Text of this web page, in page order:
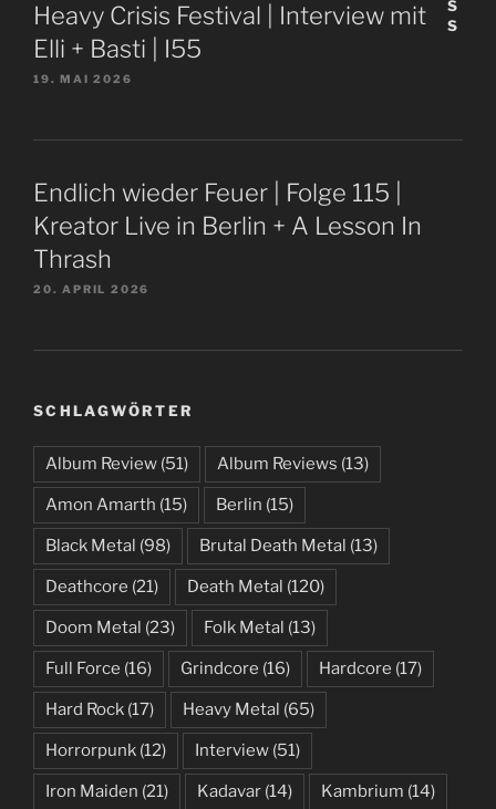
Heavy Crisis Festival | Interview mit
Elli + Basti | I55
19. MAI 2026
Endlich wieder Feuer | Folge 115 |
Kreator Live in Berlin + A Lesson In
Thrash
20. APRIL 2026
SCHLAGWÖRTER
Album Review (51) Album Reviews (13)
Amon Amarth (15) Berlin (15)
Black Metal (98) Brutal Death Metal (13)
Deathcore (21) Death Metal (120)
Doom Metal (23) Folk Metal (13)
Full Force (16) Grindcore (16) Hardcore (17)
Hard Rock (17) Heavy Metal (65)
Horrorpunk (12) Interview (51)
Iron Maiden (21) Kadavar (14) Kambrium (14)